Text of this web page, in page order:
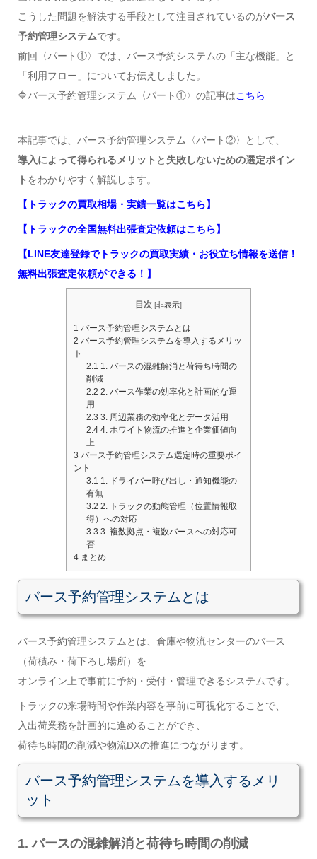
こうした問題を解決する手段として注目されているのがバース
予約管理システムです。
前回〈パート①〉では、バース予約システムの「主な機能」と
「利用フロー」についてお伝えしました。
🔷バース予約管理システム〈パート①〉の記事はこちら
本記事では、バース予約管理システム〈パート②〉として、
導入によって得られるメリット と 失敗しないための選定ポイン
ト をわかりやすく解説します。
【トラックの買取相場・実績一覧はこちら】
【トラックの全国無料出張査定依頼はこちら】
【LINE友達登録でトラックの買取実績・お役立ち情報を送信！
無料出張査定依頼ができる！】
目次 [非表示]
1 バース予約管理システムとは
2 バース予約管理システムを導入するメリッ
ト
2.1 1. バースの混雑解消と荷待ち時間の
削減
2.2 2. バース作業の効率化と計画的な運
用
2.3 3. 周辺業務の効率化とデータ活用
2.4 4. ホワイト物流の推進と企業価値向
上
3 バース予約管理システム選定時の重要ポイ
ント
3.1 1. ドライバー呼び出し・通知機能の
有無
3.2 2. トラックの動態管理（位置情報取
得）への対応
3.3 3. 複数拠点・複数バースへの対応可
否
4 まとめ
バース予約管理システムとは
バース予約管理システムとは、倉庫や物流センターのバース
（荷積み・荷下ろし場所）を
オンライン上で事前に予約・受付・管理できるシステムです。
トラックの来場時間や作業内容を事前に可視化することで、
入出荷業務を計画的に進めることができ、
荷待ち時間の削減や物流DXの推進につながります。
バース予約管理システムを導入するメリ
ット
1. バースの混雑解消と荷待ち時間の削減